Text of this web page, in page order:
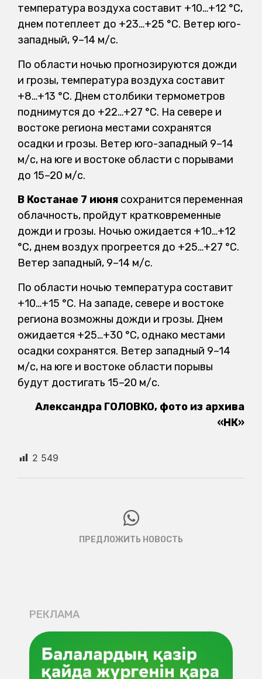
температура воздуха составит +10…+12 °C,
днем потеплеет до +23…+25 °C. Ветер юго-
западный, 9–14 м/с.
По области ночью прогнозируются дожди
и грозы, температура воздуха составит
+8…+13 °C. Днем столбики термометров
поднимутся до +22…+27 °C. На севере и
востоке региона местами сохранятся
осадки и грозы. Ветер юго-западный 9–14
м/с, на юге и востоке области с порывами
до 15–20 м/с.
В Костанае 7 июня сохранится переменная
облачность, пройдут кратковременные
дожди и грозы. Ночью ожидается +10…+12
°C, днем воздух прогреется до +25…+27 °C.
Ветер западный, 9–14 м/с.
По области ночью температура составит
+10…+15 °C. На западе, севере и востоке
региона возможны дожди и грозы. Днем
ожидается +25…+30 °C, однако местами
осадки сохранятся. Ветер западный 9–14
м/с, на юге и востоке области порывы
будут достигать 15–20 м/с.
Александра ГОЛОВКО, фото из архива
«НК»
2 549
ПРЕДЛОЖИТЬ НОВОСТЬ
РЕКЛАМА